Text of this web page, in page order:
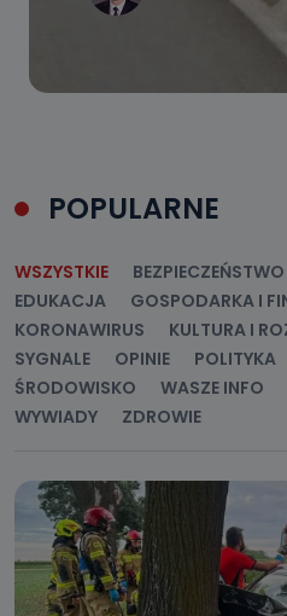
POPULARNE
WSZYSTKIE BEZPIECZEŃSTWO
EDUKACJA
GOSPODARKA I
KORONAWIRUS
KULTURA I
SYGNALE
OPINIE POLITYKA
ŚRODOWISKO
WASZE INFO
WYWIADY
ZDROWIE